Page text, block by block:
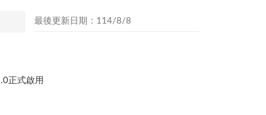
最後更新日期：114/8/8
正式啟用